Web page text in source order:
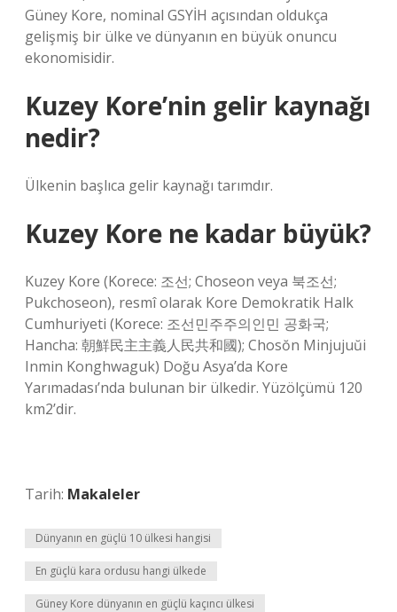
Güney Kore, nominal GSYİH açısından oldukça
gelişmiş bir ülke ve dünyanın en büyük onuncu
ekonomisidir.
Kuzey Kore’nin gelir kaynağı
nedir?
Ülkenin başlıca gelir kaynağı tarımdır.
Kuzey Kore ne kadar büyük?
Kuzey Kore (Korece: 조선; Choseon veya 북조선;
Pukchoseon), resmî olarak Kore Demokratik Halk
Cumhuriyeti (Korece: 조선민주주의인민 공화국;
Hancha: 朝鮮民主主義人民共和國); Chosŏn Minjujuŭi
Inmin Konghwaguk) Doğu Asya’da Kore
Yarımadası’nda bulunan bir ülkedir. Yüzölçümü 120
km2’dir.
Tarih: Makaleler
Dünyanın en güçlü 10 ülkesi hangisi
En güçlü kara ordusu hangi ülkede
Güney Kore dünyanın en güçlü kaçıncı ülkesi